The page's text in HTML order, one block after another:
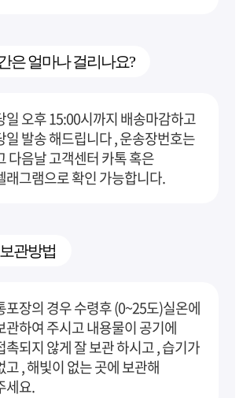
은 얼마나 걸리나요?
일 오후 15:00시까지 배송마감하고
일 발송 해드립니다 , 운송장번호는
다음날 고객센터카톡 혹은
래그램으로 확인 가능합니다.
관방법
포장의 경우 수령후 (0~25도)실온에
관하여 주시고 내용물이 공기에
촉되지 않게 잘 보관하시고 , 습기가
고 , 해빛이 없는 곳에 보관해
세요.